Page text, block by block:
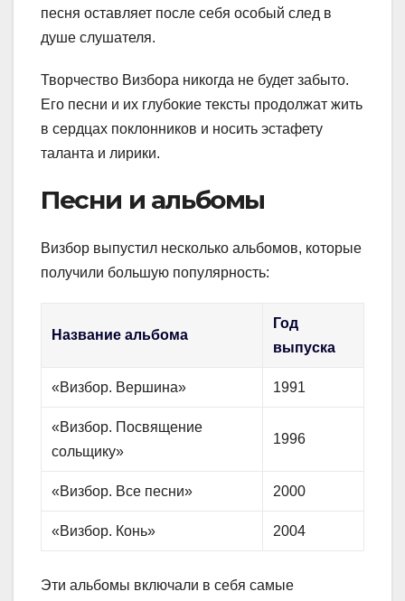
песня оставляет после себя особый след в
душе слушателя.
Творчество Визбора никогда не будет забыто.
Его песни и их глубокие тексты продолжат жить
в сердцах поклонников и носить эстафету
таланта и лирики.
Песни и альбомы
Визбор выпустил несколько альбомов, которые
получили большую популярность:
Название альбома
Год
выпуска
«Визбор. Вершина» 1991
«Визбор. Посвящение
сольщику»
1996
«Визбор. Все песни» 2000
«Визбор. Конь» 2004
Эти альбомы включали в себя самые